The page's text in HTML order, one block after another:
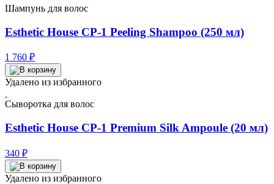
Шампунь для волос
Esthetic House CP-1 Peeling Shampoo (250 мл)
1 760 ₽
Удалено из избранного
Сыворотка для волос
Esthetic House CP-1 Premium Silk Ampoule (20 мл)
340 ₽
Удалено из избранного